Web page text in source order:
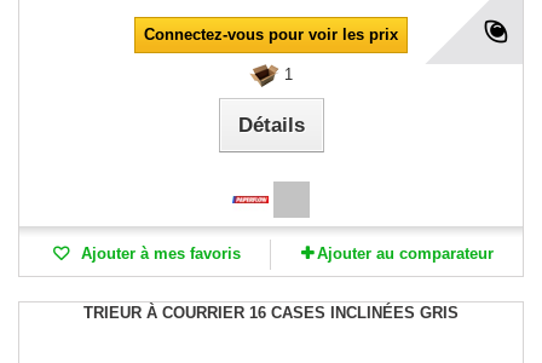
Connectez-vous pour voir les prix
1
Détails
Ajouter à mes favoris Ajouter au comparateur
TRIEUR À COURRIER 16 CASES INCLINÉES GRIS